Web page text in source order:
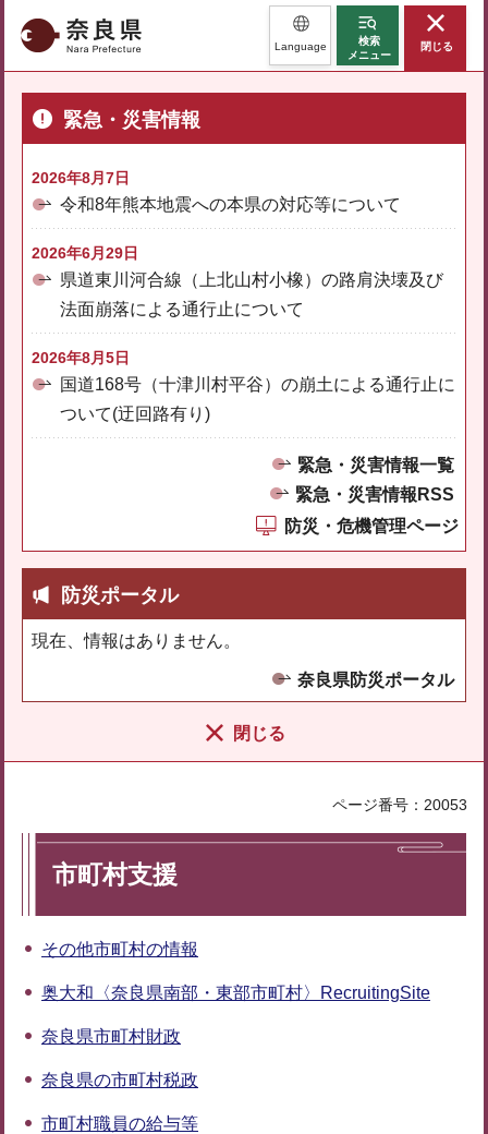
奈良県 Language
検索
メニュー
閉じる
緊急・災害情報
2026年8月7日
令和8年熊本地震への本県の対応等について
2026年6月29日
県道東川河合線（上北山村小橡）の路肩決壊及び
法面崩落による通行止について
2026年8月5日
国道168号（十津川村平谷）の崩土による通行止に
ついて(迂回路有り)
緊急・災害情報一覧
緊急・災害情報RSS
防災・危機管理ページ
防災ポータル
現在、情報はありません。
奈良県防災ポータル
閉じる
ページ番号：20053
市町村支援
その他市町村の情報
奥大和〈奈良県南部・東部市町村〉RecruitingSite
奈良県市町村財政
奈良県の市町村税政
市町村職員の給与等